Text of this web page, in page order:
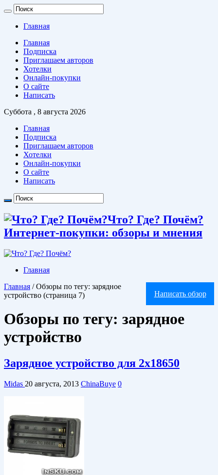
Главная
Главная
Подписка
Приглашаем авторов
Хотелки
Онлайн-покупки
О сайте
Написать
Суббота , 8 августа 2026
Главная
Подписка
Приглашаем авторов
Хотелки
Онлайн-покупки
О сайте
Написать
Что? Где? Почём?
Интернет-покупки: обзоры и мнения
Главная
Написать обзор
Главная / Обзоры по тегу: зарядное
устройство (страница 7)
Обзоры по тегу: зарядное
устройство
Зарядное устройство для 2х18650
Midas 20 августа, 2013 ChinaBuye 0